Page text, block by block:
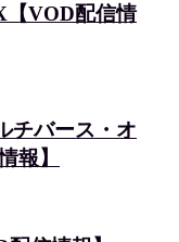
【VOD配信情
チバース・オ
報】